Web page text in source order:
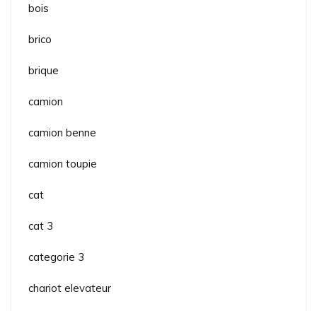
bois
brico
brique
camion
camion benne
camion toupie
cat
cat 3
categorie 3
chariot elevateur